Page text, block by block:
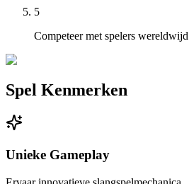
5
Competeer met spelers wereldwijd
Spel Kenmerken
Unieke Gameplay